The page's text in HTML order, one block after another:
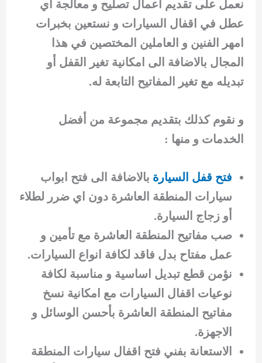
نعمل على تقديم اعمال تصليح و معالجة اي
عطل في اقفال السيارات و نستعين بخبرات
امهر الفنين و العاملين المختصين في هذا
المجال بالاضافة الى امكانية تغير القفل أو
تبديله مع تغير المفاتيح التابعة له.
و نقوم كذلك بتقديم مجموعة من أفضل
الخدمات و منها :
فتح قفل السيارة بالاضافة الى فتح ابواب
سيارات المنطقة العاشرة دون اي ضرر لطلاء
أو زجاج السيارة.
صب مفاتيح المنطقة العاشرة مع تأمين و
عمل مفتاح بدل فاقد لكافة انواع السيارات.
نؤمن قطع تبديل اساسية و مناسبة لكافة
نوعيات اقفال السيارات مع امكانية نسخ
مفاتيح المنطقة العاشرة بأحسن الوسائل و
الاجهزة.
الاستعانة بفني فتح اقفال سيارات المنطقة